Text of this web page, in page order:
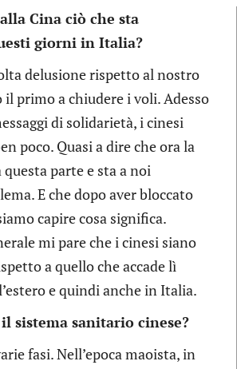
Cina ciò che sta
giorni in Italia?
delusione rispetto al nostro
il primo a chiudere i voli. Adesso
di solidarietà, i cinesi
poco. Quasi a dire che ora la
questa parte e sta a noi
E che dopo aver bloccato
capire cosa significa.
mi pare che i cinesi siano
a quello che accade lì
e quindi anche in Italia.
sistema sanitario cinese?
fasi. Nell’epoca maoista, in